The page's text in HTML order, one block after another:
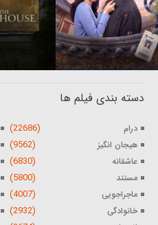
دسته بندی فیلم ها
درام (22686)
هیجان انگیز (9562)
عاشقانه (6830)
مستند (5800)
ماجراجویی (4007)
خانوادگی (2932)